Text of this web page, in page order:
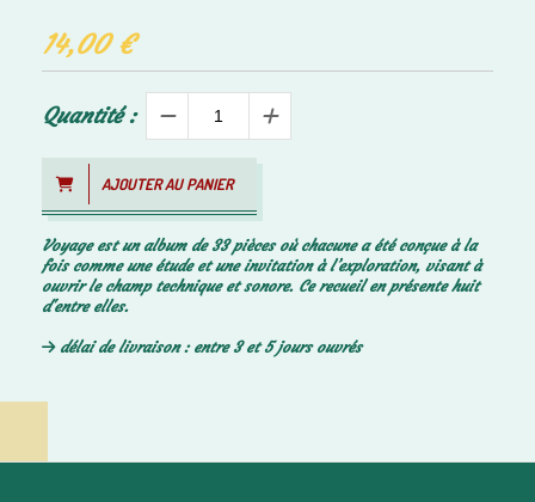
14,00€
Quantité :
AJOUTER AU PANIER
Voyage est un album de 33 pièces où chacune a été conçue à la
fois comme une étude et une invitation à l’exploration, visant à
ouvrir le champ technique et sonore. Ce recueil en présente huit
d'entre elles.
délai de livraison : entre 3 et 5 jours ouvrés